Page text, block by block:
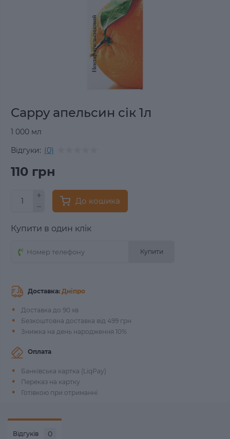
Cappy апельсин сік 1л
1 000 мл
Відгуки: (0)
110 грн
До кошика
Купити в один клік
Купити
Доставка: Дніпро
Доставка до 90 хв
Безкоштовна доставка від 499 грн
Знижка на день народження 10%
Оплата
Банківська картка (LiqPay)
Переказ на картку
Готівкою при отриманні
Відгуків 0